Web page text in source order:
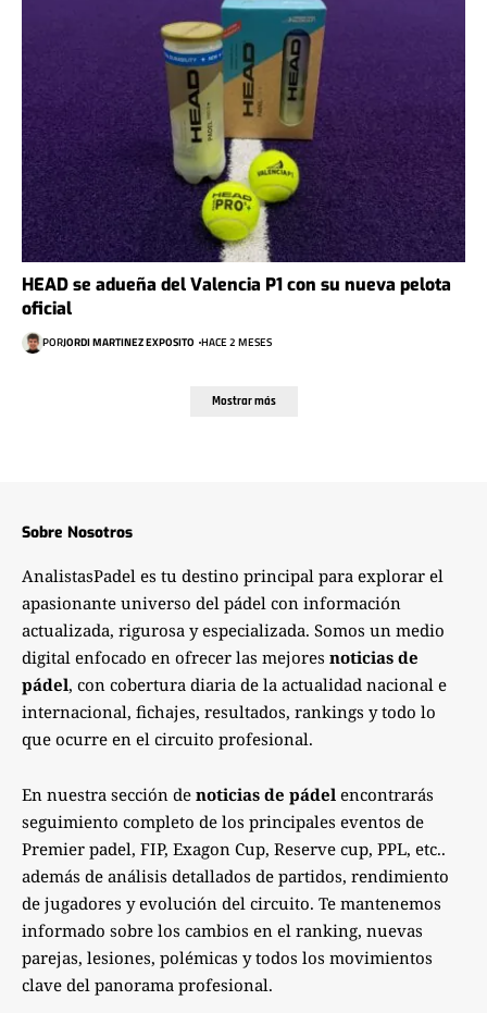
HEAD se adueña del Valencia P1 con su nueva pelota
oficial
PORJORDI MARTINEZ EXPOSITO HACE 2 MESES
Mostrar más
Sobre Nosotros
AnalistasPadel es tu destino principal para explorar el
apasionante universo del pádel con información
actualizada, rigurosa y especializada. Somos un medio
digital enfocado en ofrecer las mejores noticias de
pádel, con cobertura diaria de la actualidad nacional e
internacional, fichajes, resultados, rankings y todo lo
que ocurre en el circuito profesional.
En nuestra sección de noticias de pádel encontrarás
seguimiento completo de los principales eventos de
Premier padel, FIP, Exagon Cup, Reserve cup, PPL, etc..
además de análisis detallados de partidos, rendimiento
de jugadores y evolución del circuito. Te mantenemos
informado sobre los cambios en el ranking, nuevas
parejas, lesiones, polémicas y todos los movimientos
clave del panorama profesional.